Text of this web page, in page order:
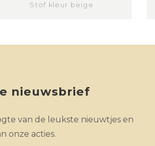
Stof kleur beige
nieuwsbrief
van de leukste nieuwtjes en
onze acties.